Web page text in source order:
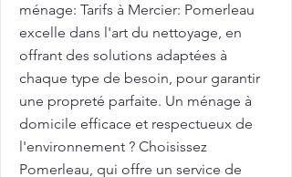
ménage: Tarifs à Mercier: Pomerleau
excelle dans l'art du nettoyage, en
offrant des solutions adaptées à
chaque type de besoin, pour garantir
une propreté parfaite. Un ménage à
domicile efficace et respectueux de
l'environnement ? Choisissez
Pomerleau, qui offre un service de